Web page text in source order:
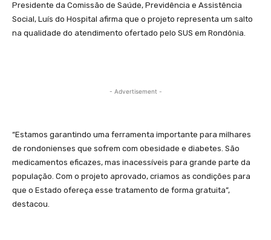
Presidente da Comissão de Saúde, Previdência e Assistência
Social, Luís do Hospital afirma que o projeto representa um salto
na qualidade do atendimento ofertado pelo SUS em Rondônia.
- Advertisement -
“Estamos garantindo uma ferramenta importante para milhares
de rondonienses que sofrem com obesidade e diabetes. São
medicamentos eficazes, mas inacessíveis para grande parte da
população. Com o projeto aprovado, criamos as condições para
que o Estado ofereça esse tratamento de forma gratuita”,
destacou.